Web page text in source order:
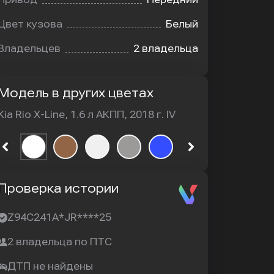
кузова Белый
2 владельца
в других цветах
Rio X-Line, 1.6 л АКПП, 2018 г. IV
истории
Z94C241A*JR****25
2 владельца по ПТС
ДТП не найдены